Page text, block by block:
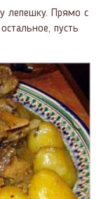
лепешку. Прямо с
пусть